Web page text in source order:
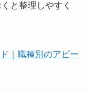
と整理しやすく
｜職種別のアピー